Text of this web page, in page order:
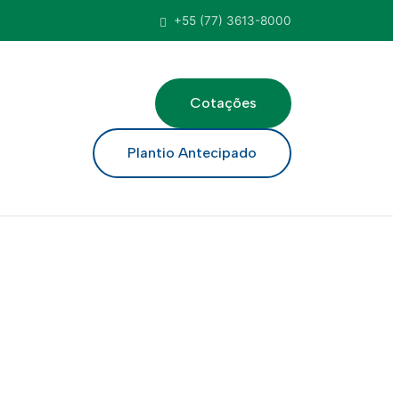
+55 (77) 3613-8000
Cotações
Plantio Antecipado